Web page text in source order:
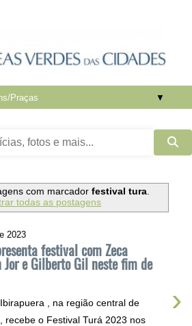
▼
com marcador festival tura.
todas as postagens
2023
festival com Zeca
Jor e Gilberto Gil neste fim de
›
, na região central de
recebe o Festival Turá 2023 nos